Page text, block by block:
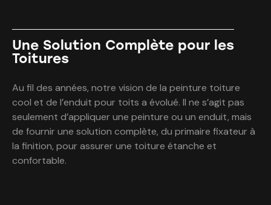
Une Solution Complète pour les
Toitures
Au fil des années, notre vision de la peinture toiture
cool et de l’enduit pour toits a évolué. Il ne s’agit pas
seulement d’appliquer une peinture ou un enduit, mais
de fournir une solution complète, du primaire fixateur à
la finition, pour assurer une toiture étanche et
confortable.